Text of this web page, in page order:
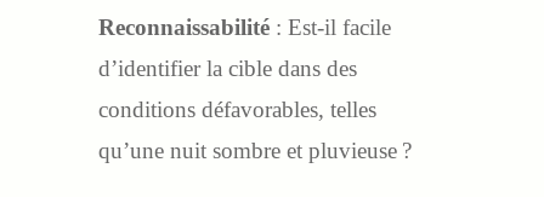
Reconnaissabilité: Est-il facile
d’identifier la cible dans des
conditions défavorables, telles
qu’une nuit sombre et pluvieuse ?